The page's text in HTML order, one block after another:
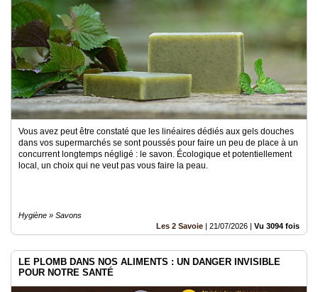
Vous avez peut être constaté que les linéaires dédiés aux gels douches
dans vos supermarchés se sont poussés pour faire un peu de place à un
concurrent longtemps négligé : le savon. Écologique et potentiellement
local, un choix qui ne veut pas vous faire la peau.
Hygiène » Savons
Les 2 Savoie | 21/07/2026 | Vu 3094 fois
LE PLOMB DANS NOS ALIMENTS : UN DANGER INVISIBLE
POUR NOTRE SANTÉ